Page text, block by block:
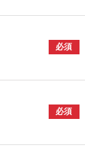
必須
必須